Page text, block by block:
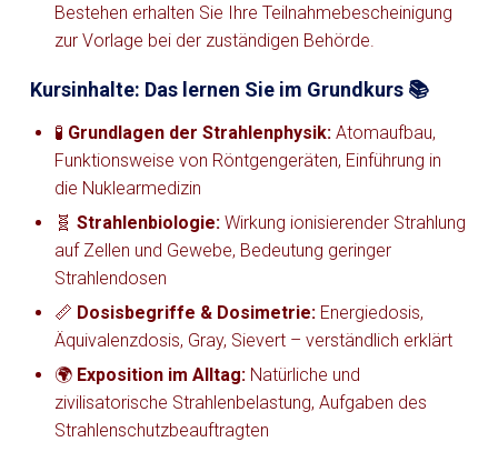
Bestehen erhalten Sie Ihre Teilnahmebescheinigung
zur Vorlage bei der zuständigen Behörde.
Kursinhalte: Das lernen Sie im Grundkurs 📚
🧪 Grundlagen der Strahlenphysik: Atomaufbau,
Funktionsweise von Röntgengeräten, Einführung in
die Nuklearmedizin
🧬 Strahlenbiologie: Wirkung ionisierender Strahlung
auf Zellen und Gewebe, Bedeutung geringer
Strahlendosen
📏 Dosisbegriffe & Dosimetrie: Energiedosis,
Äquivalenzdosis, Gray, Sievert – verständlich erklärt
🌍 Exposition im Alltag: Natürliche und
zivilisatorische Strahlenbelastung, Aufgaben des
Strahlenschutzbeauftragten